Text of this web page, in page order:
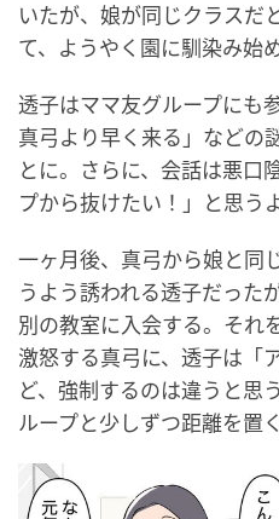
いたが、娘が同じクラスだ
て、ようやく園に馴染み始め
透子はママ友グループにも
真弓より早く来る」などの
とに。さらに、会話は悪口
プから抜けたい！」と思う
一ヶ月後、真弓から娘と同
うよう誘われる透子だった
別の教室に入会する。それ
激怒する真弓に、透子は「
ど、強制するのは違うと思
ループと少しずつ距離を置